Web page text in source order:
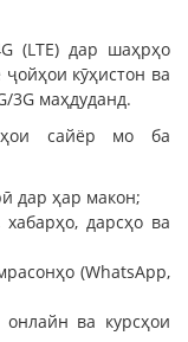
(LTE) дар шаҳрҳо
кӯҳистон ва
3G маҳдуданд.
сайёр мо ба
дар ҳар макон;
дарсҳо ва
(WhatsApp,
ва курсҳои